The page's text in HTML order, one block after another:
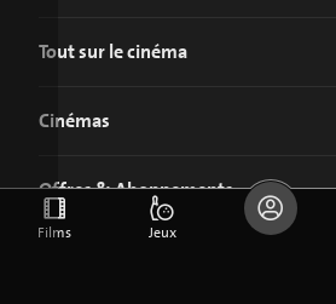
Tout sur le cinéma
Cinémas
Offres & Abonnements
Films Jeux